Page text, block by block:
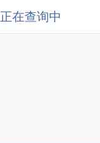
正在查询中